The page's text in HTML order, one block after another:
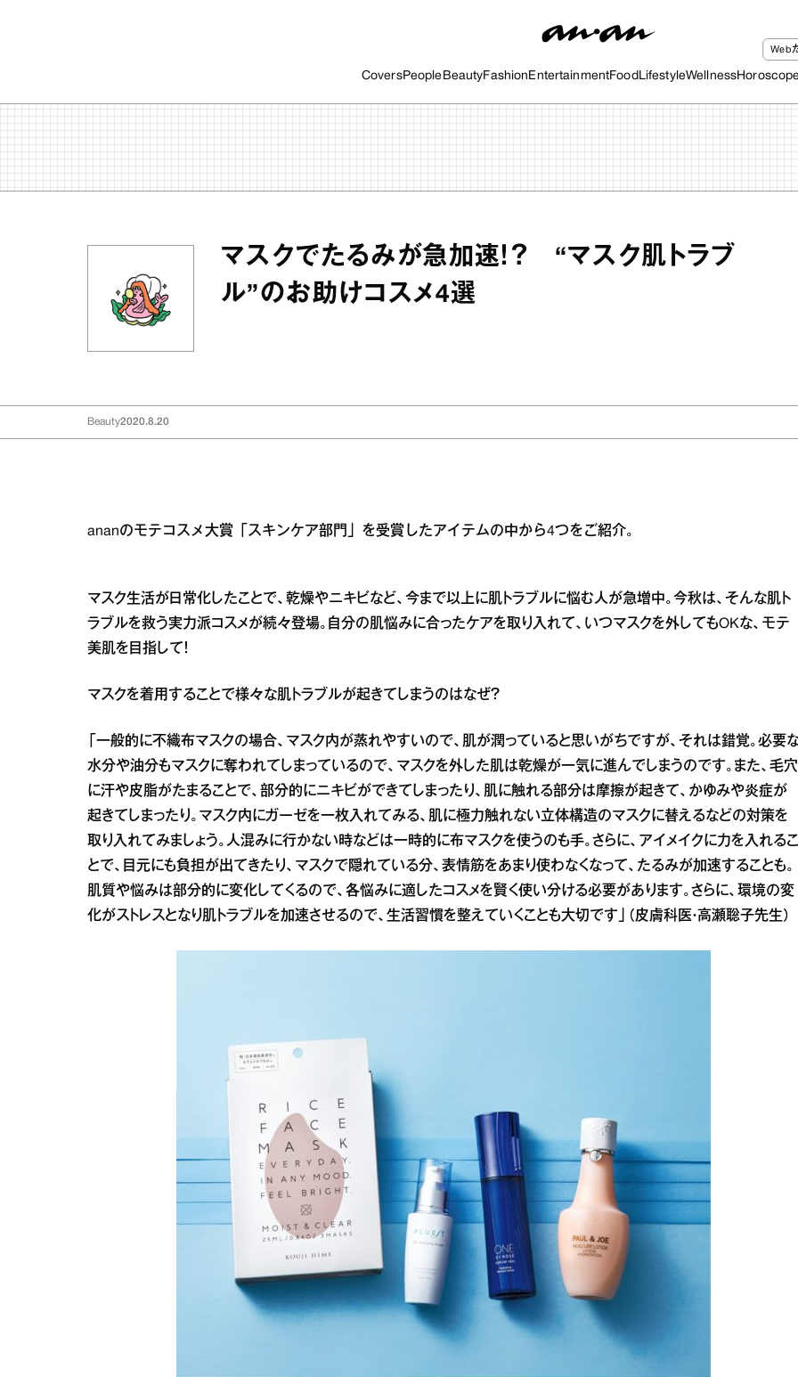
CoversPeople BeautyFashion EntertainmentFood LifestyleWellness
Web
マスクでたるみが急加速！？ “マスク肌トラブ
ル”のお助けコスメ4選
Beauty2020.8.20
ananのモテコスメ大賞「スキンケア部門」を受賞したアイテムの中から4つをご紹介。
マスク生活が日常化したことで、乾燥やニキビなど、今まで以上に肌トラブルに悩む人が急増中。今秋は、そんな肌ト
ラブルを救う実力派コスメが続々登場。自分の肌悩みに合ったケアを取り入れて、いつマスクを外してもOKな、モテ
美肌を目指して！
マスクを着用することで様々な肌トラブルが起きてしまうのはなぜ？
「一般的に不織布マスクの場合、マスク内が蒸れやすいので、肌が潤っていると思いがちですが、それは錯覚。必要
水分や油分もマスクに奪われてしまっているので、マスクを外した肌は乾燥が一気に進んでしまうのです。また、毛穴
に汗や皮脂がたまることで、部分的にニキビができてしまったり、肌に触れる部分は摩擦が起きて、かゆみや炎症が
起きてしまったり。マスク内にガーゼを一枚入れてみる、肌に極力触れない立体構造のマスクに替えるなどの対策を
取り入れてみましょう。人混みに行かない時などは一時的に布マスクを使うのも手。さらに、アイメイクに力を入れるこ
とで、目元にも負担が出てきたり、マスクで隠れている分、表情筋をあまり使わなくなって、たるみが加速することも。
肌質や悩みは部分的に変化してくるので、各悩みに適したコスメを賢く使い分ける必要があります。さらに、環境の変
化がストレスとなり肌トラブルを加速させるので、生活習慣を整えていくことも大切です」（皮膚科医・高瀬聡子先生）